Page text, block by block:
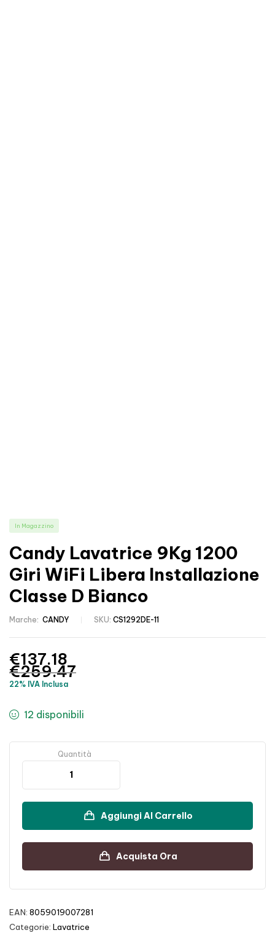
In Magazzino
Candy Lavatrice 9Kg 1200
Giri WiFi Libera Installazione
Classe D Bianco
Marche: CANDY SKU: CS1292DE-11
€259.47
€137.18
22% IVA Inclusa
12 disponibili
Quantità
Aggiungi Al Carrello
Acquista Ora
EAN: 8059019007281
Categorie: Lavatrice